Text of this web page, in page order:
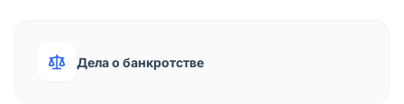
Дела о банкротстве